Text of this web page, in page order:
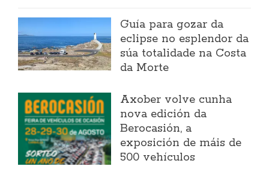
Guía para gozar da
eclipse no esplendor da
súa totalidade na Costa
da Morte
Axober volve cunha
nova edición da
Berocasión, a
exposición de máis de
500 vehículos